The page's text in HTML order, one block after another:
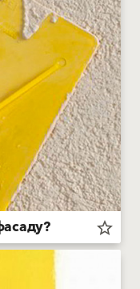
star_border